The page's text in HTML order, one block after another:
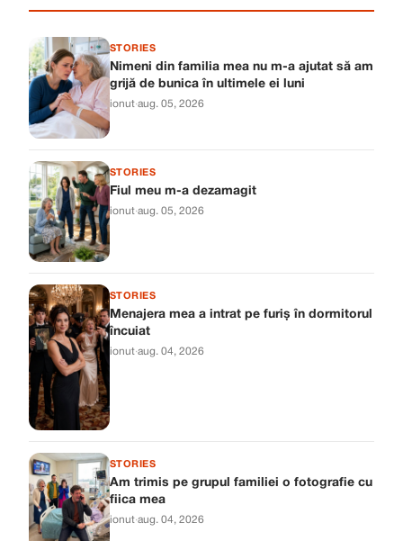
STORIES
Nimeni din familia mea nu m-a ajutat să am
grijă de bunica în ultimele ei luni
ionut·aug. 05, 2026
STORIES
Fiul meu m-a dezamagit
ionut·aug. 05, 2026
STORIES
Menajera mea a intrat pe furiș în dormitorul
încuiat
ionut·aug. 04, 2026
STORIES
Am trimis pe grupul familiei o fotografie cu
fiica mea
ionut·aug. 04, 2026